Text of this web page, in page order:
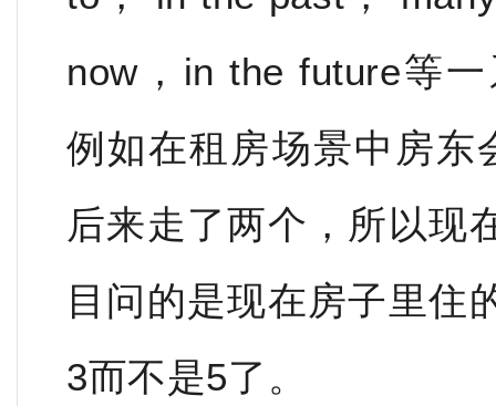
now，in the future等
例如在租房场景中房东
后来走了两个，所以现
目问的是现在房子里住
3而不是5了。